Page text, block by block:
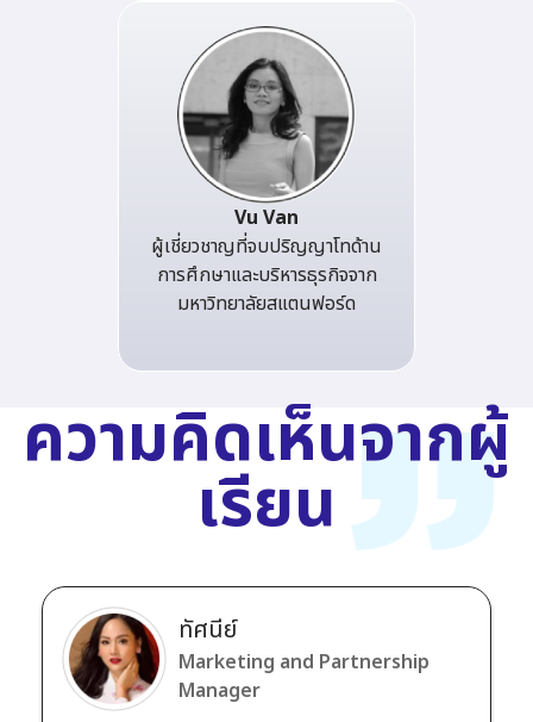
Vu Van
ผู้เชี่ยวชาญที่จบปริญญาโทด้าน
การศึกษาและบริหารธุรกิจจาก
มหาวิทยาลัยสแตนฟอร์ด
ความคิดเห็นจากผู้
เรียน
ทัศนีย์
Marketing and Partnership
Manager